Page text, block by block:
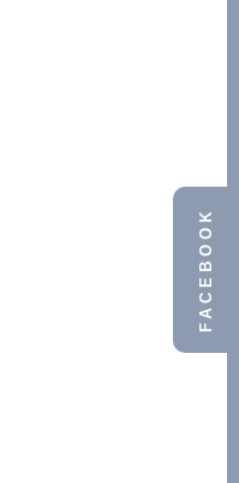
FACEBOOK